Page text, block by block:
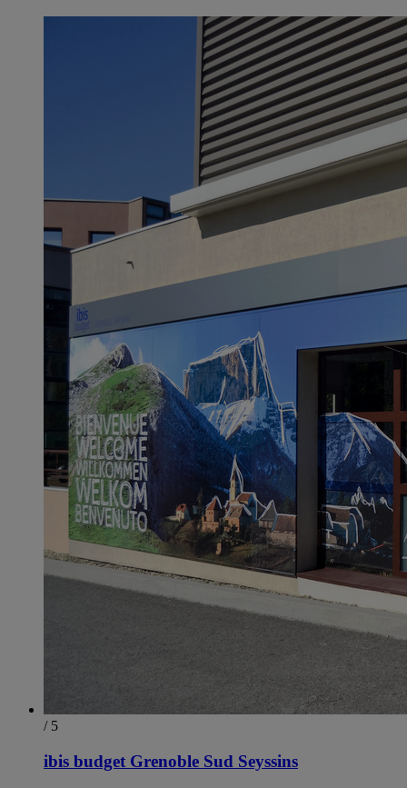
/ 5
ibis budget Grenoble Sud Seyssins